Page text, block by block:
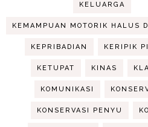
KELUARGA
KEMAMPUAN MOTORIK HALUS
KEPRIBADIAN KERIPIK
KETUPAT KINAS
KOMUNIKASI
KONSERVASI PENYU